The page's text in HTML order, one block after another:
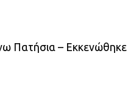
Πατήσια – Εκκενώθηκε